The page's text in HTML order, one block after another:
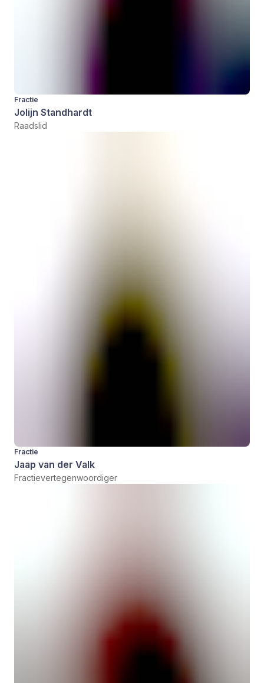
Fractie
Jolijn Standhardt
Raadslid
Fractie
Jaap van der Valk
Fractievertegenwoordiger